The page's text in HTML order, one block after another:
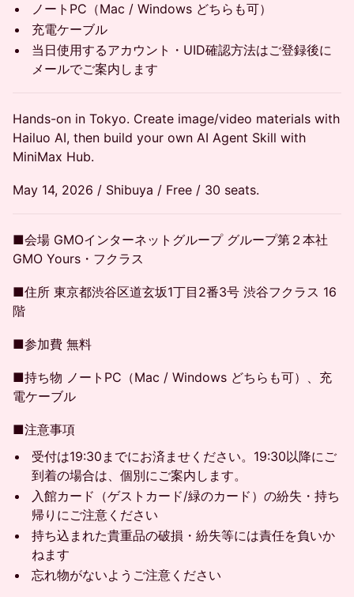
ノートPC（Mac / Windows どちらも可）
充電ケーブル
当日使用するアカウント・UID確認方法はご登録後に
メールでご案内します
Hands-on in Tokyo. Create image/video materials with
Hailuo AI, then build your own AI Agent Skill with
MiniMax Hub.
May 14, 2026 / Shibuya / Free / 30 seats.
■会場 GMOインターネットグループ グループ第２本社
GMO Yours・フクラス
■住所 東京都渋谷区道玄坂1丁目2番3号 渋谷フクラス 16
階
■参加費 無料
■持ち物 ノートPC（Mac / Windows どちらも可）、充
電ケーブル
■注意事項
受付は19:30までにお済ませください。19:30以降にご
到着の場合は、個別にご案内します。
入館カード（ゲストカード/緑のカード）の紛失・持ち
帰りにご注意ください
持ち込まれた貴重品の破損・紛失等には責任を負いか
ねます
忘れ物がないようご注意ください